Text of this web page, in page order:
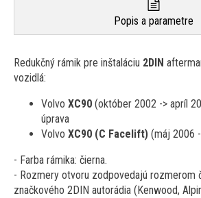
Popis a parametre
Redukčný rámik pre inštaláciu 2DIN
vozidlá:
Volvo XC90 (október 2002 -> apríl
úprava
Volvo XC90 (C Facelift) (máj 2006
- Farba rámika: čierna.
- Rozmery otvoru zodpovedajú rozmerom
značkového 2DIN autorádia (Kenwood,